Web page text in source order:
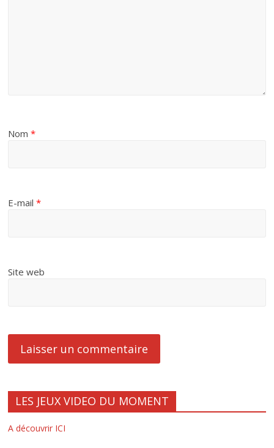
Nom*
E-mail*
Site web
LES JEUX VIDEO DU MOMENT
A découvrir ICI